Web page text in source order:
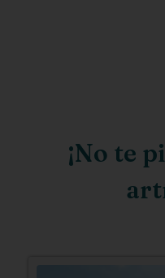
¡No te